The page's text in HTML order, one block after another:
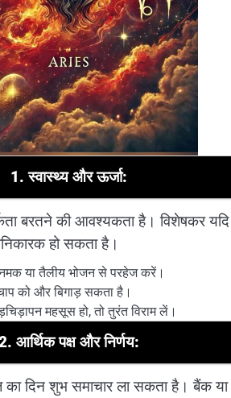
1. स्वास्थ्य और ऊर्जा:
बरतने की आवश्यकता है। विशेषकर
हो सकता है।
या तैलीय भोजन से परहेज करें।
को और बिगाड़ सकता है।
महसूस हो, तो तुरंत विराम लें।
आर्थिक पक्ष और निर्णय:
दिन शुभ समाचार ला सकता है। बैंक या